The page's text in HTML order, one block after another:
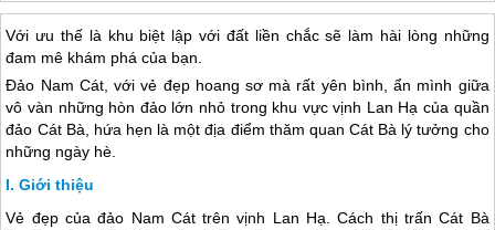
Với ưu thế là khu biệt lập với đất liền chắc sẽ làm hài lòng những
đam mê khám phá của bạn.
Đảo Nam Cát, với vẻ đẹp hoang sơ mà rất yên bình, ẩn mình giữa
vô vàn những hòn đảo lớn nhỏ trong khu vực vịnh Lan Hạ của quần
đảo Cát Bà, hứa hẹn là một địa điểm thăm quan Cát Bà lý tưởng cho
những ngày hè.
Giới thiệu
Vẻ đẹp của đảo Nam Cát trên vịnh Lan Hạ. Cách thị trấnCát Bà